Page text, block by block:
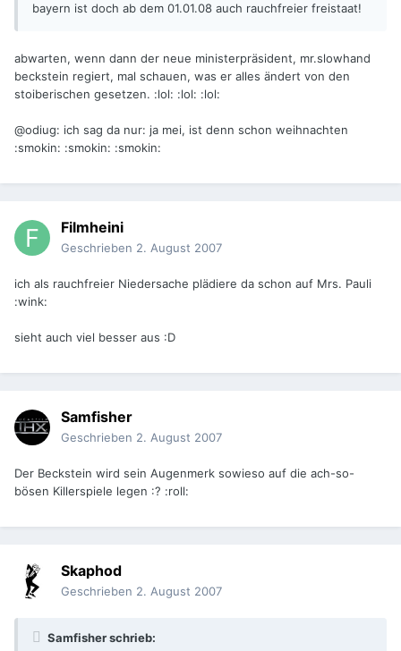
bayern ist doch ab dem 01.01.08 auch rauchfreier freistaat!
abwarten, wenn dann der neue ministerpräsident, mr.slowhand
beckstein regiert, mal schauen, was er alles ändert von den
stoiberischen gesetzen. :lol: :lol: :lol:
@odiug: ich sag da nur: ja mei, ist denn schon weihnachten
:smokin: :smokin: :smokin:
Filmheini
Geschrieben 2. August 2007
ich als rauchfreier Niedersache plädiere da schon auf Mrs. Pauli
:wink:
sieht auch viel besser aus :D
Samfisher
Geschrieben 2. August 2007
Der Beckstein wird sein Augenmerk sowieso auf die ach-so-
bösen Killerspiele legen :? :roll:
Skaphod
Geschrieben 2. August 2007
Samfisher schrieb: